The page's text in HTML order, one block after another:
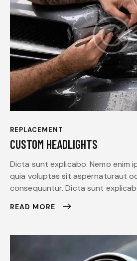
REPLACEMENT
CUSTOM HEADLIGHTS
Dicta sunt explicabo. Nemo enim
quia voluptas sit aspernaturaut
consequuntur. Dicta sunt
READ MORE